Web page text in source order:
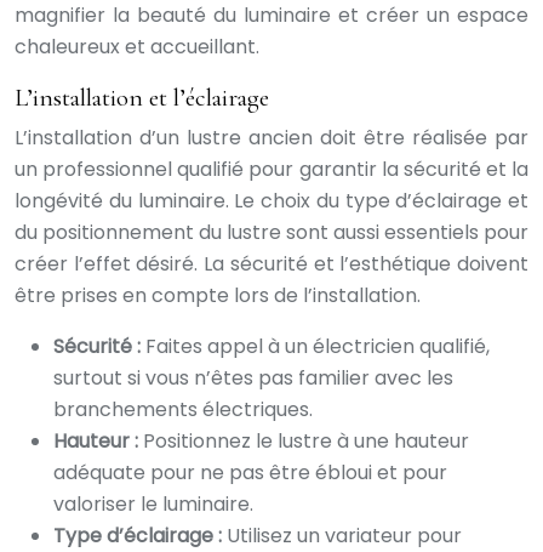
magnifier la beauté du luminaire et créer un espace
chaleureux et accueillant.
L’installation et l’éclairage
L’installation d’un lustre ancien doit être réalisée par
un professionnel qualifié pour garantir la sécurité et la
longévité du luminaire. Le choix du type d’éclairage et
du positionnement du lustre sont aussi essentiels pour
créer l’effet désiré. La sécurité et l’esthétique doivent
être prises en compte lors de l’installation.
Sécurité : Faites appel à un électricien qualifié,
surtout si vous n’êtes pas familier avec les
branchements électriques.
Hauteur : Positionnez le lustre à une hauteur
adéquate pour ne pas être ébloui et pour
valoriser le luminaire.
Type d’éclairage : Utilisez un variateur pour